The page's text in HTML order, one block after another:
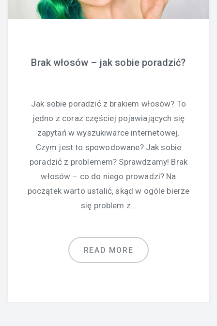
Brak włosów – jak sobie poradzić?
Jak sobie poradzić z brakiem włosów? To
jedno z coraz częściej pojawiających się
zapytań w wyszukiwarce internetowej.
Czym jest to spowodowane? Jak sobie
poradzić z problemem? Sprawdzamy! Brak
włosów – co do niego prowadzi? Na
początek warto ustalić, skąd w ogóle bierze
się problem z…
READ MORE